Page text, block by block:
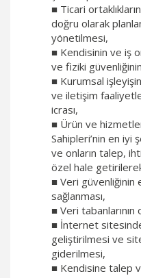
■ Ticari
doğru olarak
yönetilmesi,
■ Kendisinin ve iş
ve fiziki
■ Kurumsal
ve iletişim
icrası,
■ Ürün ve
Sahipleri’nin en iyi
ve onların talep,
özel hale
■ Veri güvenliğinin
sağlanması,
■ Veri tabanlarının
■ İnternet
geliştirilmesi ve
giderilmesi,
■ Kendisine talep